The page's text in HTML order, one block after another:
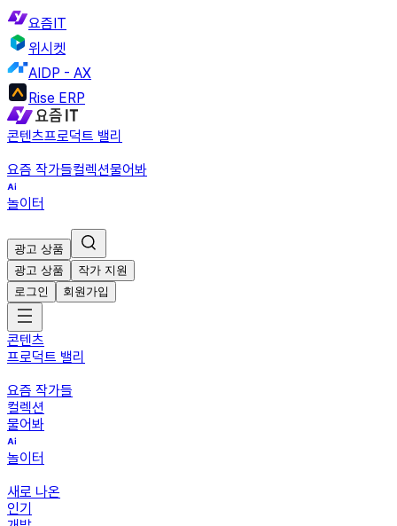
요즘IT
위시켓
AIDP - AX
Rise ERP
콘텐츠프로덕트 밸리
요즘 작가들컬렉션물어봐
놀이터
광고 상품
광고 상품
작가 지원
로그인
회원가입
콘텐츠
프로덕트 밸리
요즘 작가들
컬렉션
물어봐
놀이터
새로 나온
인기